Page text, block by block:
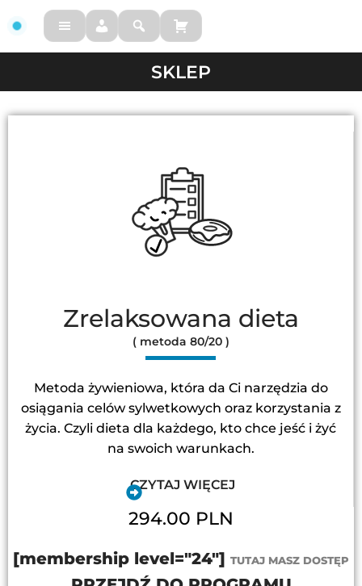
FM
SKLEP
Zrelaksowana dieta
( metoda 80/20 )
Metoda żywieniowa, która da Ci narzędzia do
osiągania celów sylwetkowych oraz korzystania z
życia. Czyli dieta dla każdego, kto chce jeść i żyć
na swoich warunkach.
CZYTAJ WIĘCEJ
294.00 PLN
[membership level="24"] TUTAJ MASZ DOSTĘP